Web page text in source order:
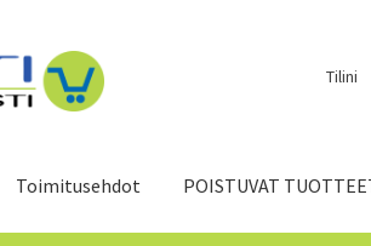
Tilini
Toimitusehdot POISTUVAT